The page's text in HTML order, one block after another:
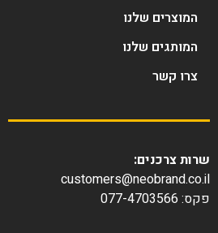
המוצרים שלנו
המותגים שלנו
צרו קשר
צרכנים:
4703566